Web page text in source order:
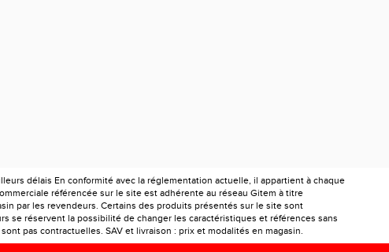
délais En conformité avec la réglementation actuelle, il appartient à chaque
référencée sur le site est adhérente au réseau Gitem à titre
par les revendeurs. Certains des produits présentés sur le site sont
se réservent la possibilité de changer les caractéristiques et références sans
pas contractuelles. SAV et livraison : prix et modalités en magasin.